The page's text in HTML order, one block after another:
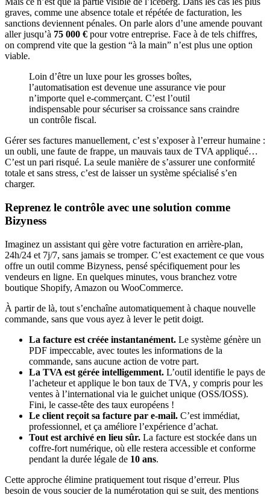
graves, comme une absence totale et répétée de facturation, les
sanctions deviennent pénales. On parle alors d’une amende pouvant
aller jusqu’à 75 000 € pour votre entreprise. Face à de tels chiffres,
on comprend vite que la gestion “à la main” n’est plus une option
viable.
Loin d’être un luxe pour les grosses boîtes,
l’automatisation est devenue une assurance vie pour
n’importe quel e-commerçant. C’est l’outil
indispensable pour sécuriser sa croissance sans craindre
un contrôle fiscal.
Gérer ses factures manuellement, c’est s’exposer à l’erreur humaine :
un oubli, une faute de frappe, un mauvais taux de TVA appliqué…
C’est un pari risqué. La seule manière de s’assurer une conformité
totale et sans stress, c’est de laisser un système spécialisé s’en
charger.
Reprenez le contrôle avec une solution comme
Bizyness
Imaginez un assistant qui gère votre facturation en arrière-plan,
24h/24 et 7j/7, sans jamais se tromper. C’est exactement ce que vous
offre un outil comme Bizyness, pensé spécifiquement pour les
vendeurs en ligne. En quelques minutes, vous branchez votre
boutique Shopify, Amazon ou WooCommerce.
À partir de là, tout s’enchaîne automatiquement à chaque nouvelle
commande, sans que vous ayez à lever le petit doigt.
La facture est créée instantanément. Le système génère un
PDF impeccable, avec toutes les informations de la
commande, sans aucune action de votre part.
La TVA est gérée intelligemment. L’outil identifie le pays de
l’acheteur et applique le bon taux de TVA, y compris pour les
ventes à l’international via le guichet unique (OSS/IOSS).
Fini, le casse-tête des taux européens !
Le client reçoit sa facture par e-mail. C’est immédiat,
professionnel, et ça améliore l’expérience d’achat.
Tout est archivé en lieu sûr. La facture est stockée dans un
coffre-fort numérique, où elle restera accessible et conforme
pendant la durée légale de 10 ans.
Cette approche élimine pratiquement tout risque d’erreur. Plus
besoin de vous soucier de la numérotation qui se suit, des mentions